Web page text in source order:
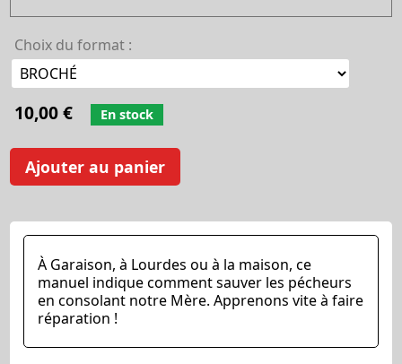
Choix du format :
10,00 € En stock
Ajouter au panier
À Garaison, à Lourdes ou à la maison, ce
manuel indique comment sauver les pécheurs
en consolant notre Mère. Apprenons vite à faire
réparation !